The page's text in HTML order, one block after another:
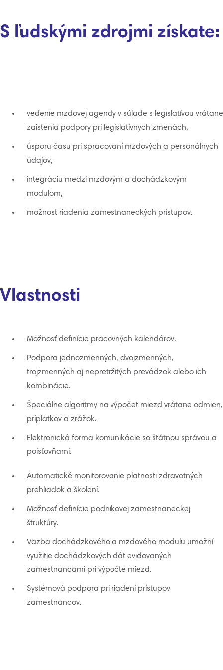
S ľudskými zdrojmi získate:
vedenie mzdovej agendy v súlade s legislatívou vrátane
zaistenia podpory pri legislatívnych zmenách,
úsporu času pri spracovaní mzdových a personálnych
údajov,
integráciu medzi mzdovým a dochádzkovým
modulom,
možnosť riadenia zamestnaneckých prístupov.
Vlastnosti
Možnosť definície pracovných kalendárov.
Podpora jednozmenných, dvojzmenných,
trojzmenných aj nepretržitých prevádzok alebo ich
kombinácie.
Špeciálne algoritmy na výpočet miezd vrátane odmien,
príplatkov a zrážok.
Elektronická forma komunikácie so štátnou správou a
poisťovňami.
Automatické monitorovanie platnosti zdravotných
prehliadok a školení.
Možnosť definície podnikovej zamestnaneckej
štruktúry.
Väzba dochádzkového a mzdového modulu umožní
využitie dochádzkových dát evidovaných
zamestnancami pri výpočte miezd.
Systémová podpora pri riadení prístupov
zamestnancov.